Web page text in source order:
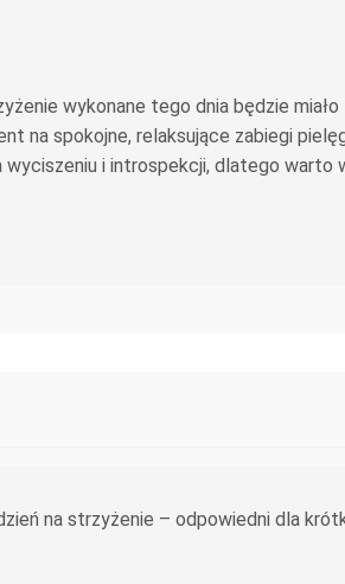
wykonane tego dnia będzie miało
na spokojne, relaksujące zabiegi
wyciszeniu i introspekcji, dlatego warto
na strzyżenie – odpowiedni dla